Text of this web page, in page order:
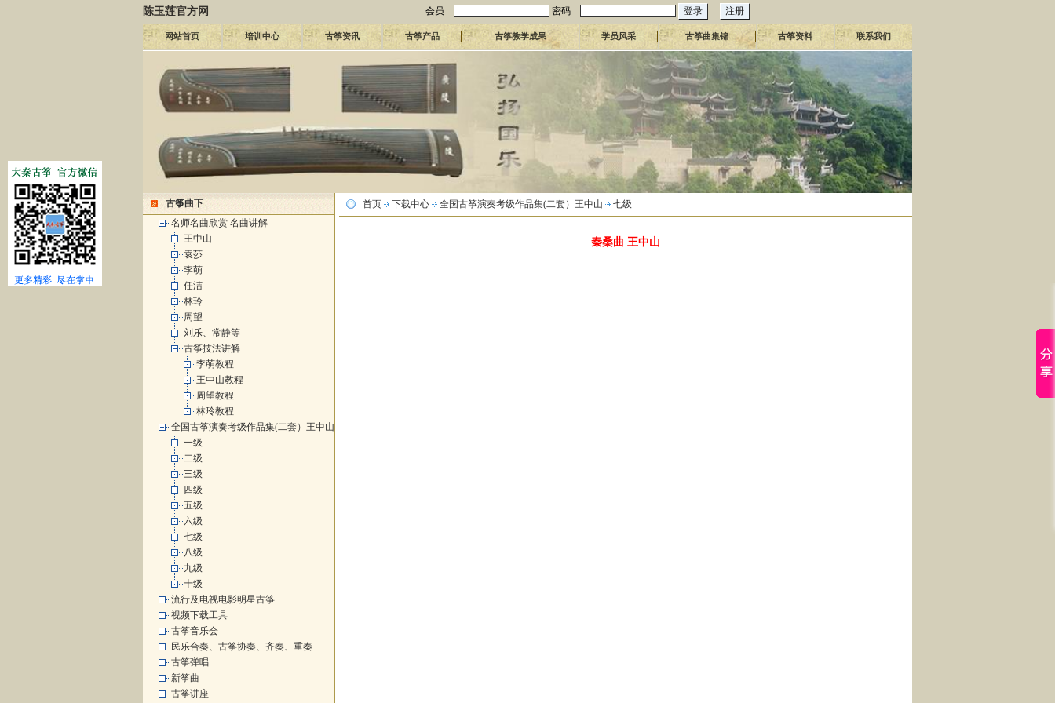
陈玉莲官方网 会员 密码
网站首页 培训中心 古筝资讯 古筝产品 古筝教学成果 学员风采 古筝曲集锦 古筝资料 联系我们
古筝曲下
名师名曲欣赏 名曲讲解
王中山
袁莎
李萌
任洁
林玲
周望
刘乐、常静等
古筝技法讲解
李萌教程
王中山教程
周望教程
林玲教程
全国古筝演奏考级作品集(二套）王中山
一级
二级
三级
四级
五级
六级
七级
八级
九级
十级
流行及电视电影明星古筝
视频下载工具
古筝音乐会
民乐合奏、古筝协奏、齐奏、重奏
古筝弹唱
新筝曲
古筝讲座
首页 下载中心 全国古筝演奏考级作品集(二套）王中山 七级
秦桑曲 王中山